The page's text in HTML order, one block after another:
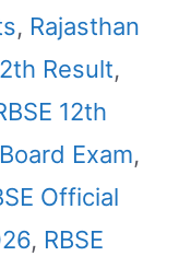
, Rajasthan
Result,
12th
Exam,
Official
, RBSE